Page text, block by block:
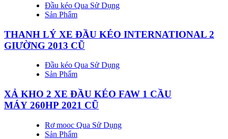
Đầu kéo Qua Sử Dụng
Sản Phẩm
THANH LÝ XE ĐẦU KÉO INTERNATIONAL 2
GIƯỜNG 2013 CŨ
Đầu kéo Qua Sử Dụng
Sản Phẩm
XẢ KHO 2 XE ĐẦU KÉO FAW 1 CẦU
MÁY 260HP 2021 CŨ
Rơ mooc Qua Sử Dụng
Sản Phẩm